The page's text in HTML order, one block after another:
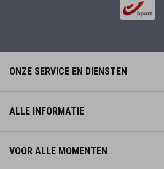
ONZE SERVICE EN DIENSTEN
ALLE INFORMATIE
VOOR ALLE MOMENTEN